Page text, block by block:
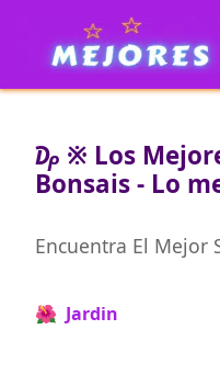
₯ ※ Los
Bonsais - Lo
Encuentra El Mejor
🌺 Jardin